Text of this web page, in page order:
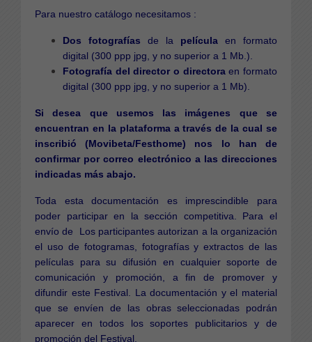
​Para nuestro catálogo necesitamos :
Dos fotografías de la película en formato
digital (300 ppp jpg, y no superior a 1 Mb.).
Fotografía del director o directoraen formato
digital (300 ppp jpg, y no superior a 1 Mb).
Si desea que usemos las imágenes que se
encuentran en la plataforma a través de la cual se
inscribió (Movibeta/Festhome) nos lo han de
confirmar por correo electrónico a las direcciones
indicadas más abajo.
Toda esta documentación es imprescindible para
poder participar en la sección competitiva. Para el
envío de Los participantes autorizan a la organización
el uso de fotogramas, fotografías y extractos de las
películas para su difusión en cualquier soporte de
comunicación y promoción, a fin de promover y
difundir este Festival. La documentación y el material
que se envíen de las obras seleccionadas podrán
aparecer en todos los soportes publicitarios y de
promoción del Festival.